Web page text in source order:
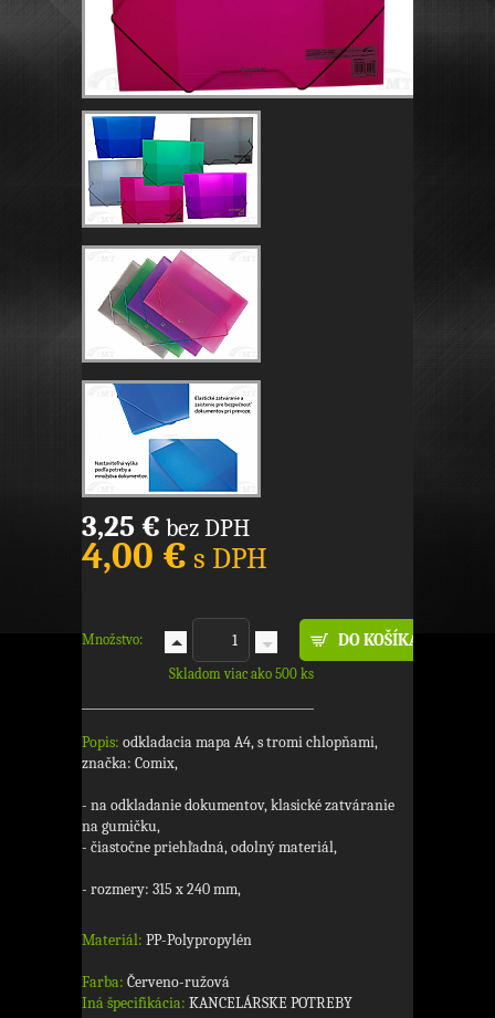
3,25 € bez DPH
4,00 € s DPH
Množstvo:
Skladom viac ako 500 ks
Popis: odkladacia mapa A4, s tromi chlopňami,
značka: Comix,
- na odkladanie dokumentov, klasické zatváranie
na gumičku,
- čiastočne priehľadná, odolný materiál,
- rozmery: 315 x 240 mm,
Materiál: PP-Polypropylén
Farba: Červeno-ružová
Iná špecifikácia: KANCELÁRSKE POTREBY